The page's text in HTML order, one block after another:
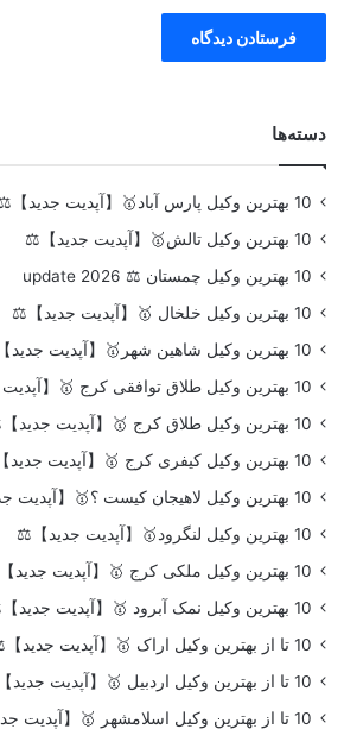
دسته‌ها
10 بهترین وکیل پارس آباد🥇【آپدیت جدید】⚖️
10 بهترین وکیل تالش🥇【آپدیت جدید】⚖️
10 بهترین وکیل چمستان ⚖️ update 2026
10 بهترین وکیل خلخال 🥇【آپدیت جدید】⚖️
10 بهترین وکیل شاهین شهر🥇【آپدیت جدید】⚖️
10 بهترین وکیل طلاق توافقی کرج 🥇【آپدیت جدید】⚖️
10 بهترین وکیل طلاق کرج 🥇【آپدیت جدید】⚖️
10 بهترین وکیل کیفری کرج 🥇【آپدیت جدید】⚖️
10 بهترین وکیل لاهیجان کیست ؟🥇【آپدیت جدید】⚖️
10 بهترین وکیل لنگرود🥇【آپدیت جدید】⚖️
10 بهترین وکیل ملکی کرج 🥇【آپدیت جدید】⚖️
10 بهترین وکیل نمک آبرود 🥇【آپدیت جدید】⚖️
10 تا از بهترین وکیل اراک 🥇【آپدیت جدید】⚖️
10 تا از بهترین وکیل اردبیل 🥇【آپدیت جدید】
10 تا از بهترین وکیل اسلامشهر 🥇【آپدیت جدید】